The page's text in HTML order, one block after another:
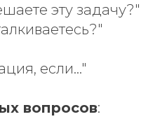
эту задачу?"
если..."
вопросов: